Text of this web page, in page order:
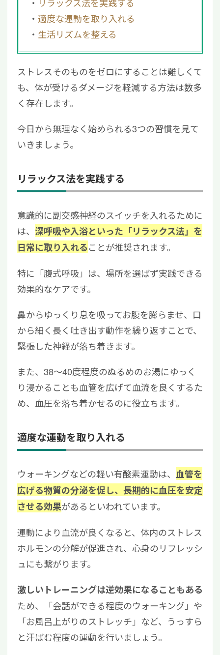
適度な運動を取り入れる
生活リズムを整える
ストレスそのものをゼロにすることは難しくて
も、体が受けるダメージを軽減する方法は数多
く存在します。
今日から無理なく始められる3つの習慣を見て
いきましょう。
リラックス法を実践する
意識的に副交感神経のスイッチを入れるために
は、 深呼吸や入浴といった「リラックス法」を
日常に取り入れることが推奨されます。
特に「腹式呼吸」は、場所を選ばず実践できる
効果的なケアです。
鼻からゆっくり息を吸ってお腹を膨らませ、口
から細く長く吐き出す動作を繰り返すことで、
緊張した神経が落ち着きます。
また、38〜40度程度のぬるめのお湯にゆっく
り浸かることも血管を広げて血流を良くするた
め、血圧を落ち着かせるのに役立ちます。
適度な運動を取り入れる
ウォーキングなどの軽い有酸素運動は、 血管を
広げる物質の分泌を促し、長期的に血圧を安定
させる効果があるといわれています。
運動により血流が良くなると、体内のストレス
ホルモンの分解が促進され、心身のリフレッシ
ュにも繋がります。
激しいトレーニングは逆効果になることもある
ため、「会話ができる程度のウォーキング」や
「お風呂上がりのストレッチ」など、うっすら
と汗ばむ程度の運動を行いましょう。